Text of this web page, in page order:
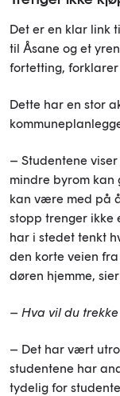
Det er en klar link
til Åsane og et
fortetting, forklarer
Dette har en stor
– Studentene
mindre byrom kan
kan være med på
stopp trenger ikke
har i stedet tenkt
den korte veien
døren hjemme,
– Hva vil du
– Det har vært
studentene har
tydelig for